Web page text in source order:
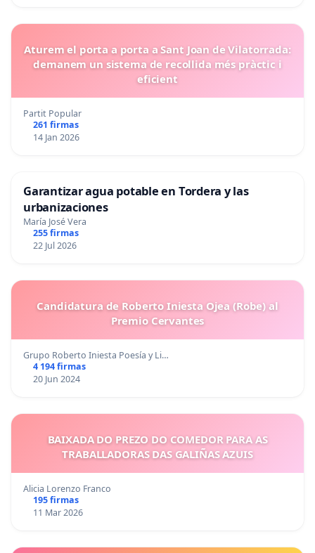
Aturem el porta a porta a Sant Joan de Vilatorrada:
demanem un sistema de recollida més pràctic i
eficient
Partit Popular
261 firmas
14 Jan 2026
Garantizar agua potable en Tordera y las
urbanizaciones
María José Vera
255 firmas
22 Jul 2026
Candidatura de Roberto Iniesta Ojea (Robe) al
Premio Cervantes
Grupo Roberto Iniesta Poesía y Li…
4 194 firmas
20 Jun 2024
BAIXADA DO PREZO DO COMEDOR PARA AS
TRABALLADORAS DAS GALIÑAS AZUIS
Alicia Lorenzo Franco
195 firmas
11 Mar 2026